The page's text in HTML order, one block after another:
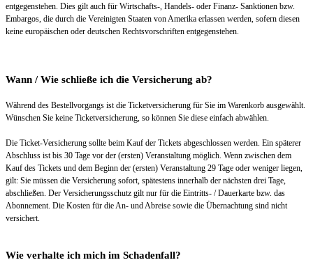
entgegenstehen. Dies gilt auch für Wirtschafts-, Handels- oder Finanz- Sanktionen bzw.
Embargos, die durch die Vereinigten Staaten von Amerika erlassen werden, sofern diesen
keine europäischen oder deutschen Rechtsvorschriften entgegenstehen.
Wann / Wie schließe ich die Versicherung ab?
Während des Bestellvorgangs ist die Ticketversicherung für Sie im Warenkorb ausgewählt.
Wünschen Sie keine Ticketversicherung, so können Sie diese einfach abwählen.
Die Ticket-Versicherung sollte beim Kauf der Tickets abgeschlossen werden. Ein späterer
Abschluss ist bis 30 Tage vor der (ersten) Veranstaltung möglich. Wenn zwischen dem
Kauf des Tickets und dem Beginn der (ersten) Veranstaltung 29 Tage oder weniger liegen,
gilt: Sie müssen die Versicherung sofort, spätestens innerhalb der nächsten drei Tage,
abschließen. Der Versicherungsschutz gilt nur für die Eintritts- / Dauerkarte bzw. das
Abonnement. Die Kosten für die An- und Abreise sowie die Übernachtung sind nicht
versichert.
Wie verhalte ich mich im Schadenfall?